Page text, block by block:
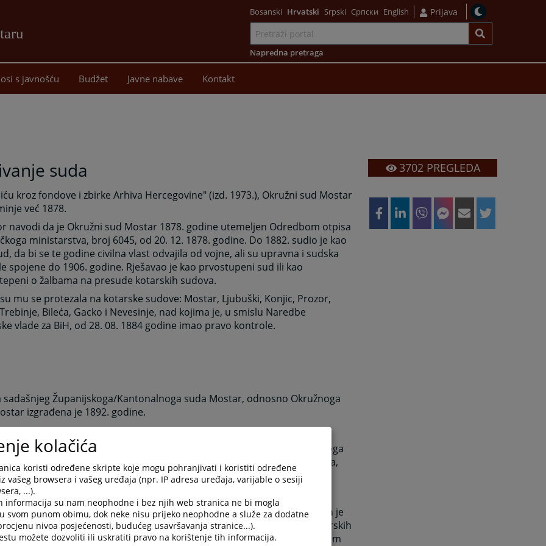
sadržaj
Bosanski Hrvatski Srpski Српски English Prijava
Napredna pretraga
s javnošću Budžet Javne nabave Kontakt
suda
kroz fondove i zbirke Arhiva Hercegovine" (izd. 1973.), Okružni sud Mostar
već 1878.
navodi da je Okružni sud Mostar 1878. godine utemeljen Odredbom otpisa
ministarstva, broj 6045, od 20. 12. 1878. godine. Do 1882. sudio je kao
da bi se te godine civilna vlast odvajila od vojne, ali su upravna i sudska
spojene do 1906. godine. Rješavao je kao prvostupeni sud ili kao
o žalbama na presude kotarskih sudova.
mu se protezala na kotarske sudove: Mostar, Ljubuški, Konjic, Prozor,
Bileća, Gacko i Nevesinje, nad kojima je, u smislu Naredbe
vlade za BiH, od 28. 08. 1884 godine imao pravo kontrole.
sadašnjeg Županijskoga/Kantonalnoga suda Mostar, odnosno Okružnoga
izgrađena je 1892. godine.
Okružni sud Mostar počinje da radi po zakonima iz austrougarskoga
a tek 1929. godine donošenjem Zakona o uređivanju redovnih sudova,
je njegova reorganizacija u poslovanju.
sud kao zborni, obuhvaćao je područja više kotarskih sudova. Nadležan je
stepenu za sva kaznena djela i sve parnice koje prelaze ovlasti kotarskih
Zatim za neke vanparnične stvari (usvajanje, proglašenje nestalog umrlim
3702PREGLEDA
kolačića
koristi određene skripte koje mogu pohranjivati i koristiti određene
vašeg browsera i vašeg uređaja (npr. IP adresa uređaja, varijable o sesiji
...).
informacija su nam neophodne i bez njih web stranica ne bi mogla
svom punom obimu, dok neke nisu prijeko neophodne a služe za dodatne
nivoa posjećenosti, budućeg usavršavanja stranice...).
možete dozvoliti ili uskratiti pravo na korištenje tih informacija.